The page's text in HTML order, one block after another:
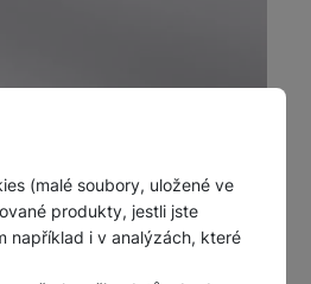
(malé soubory, uložené ve
produkty, jestli jste
například i v analýzách, které